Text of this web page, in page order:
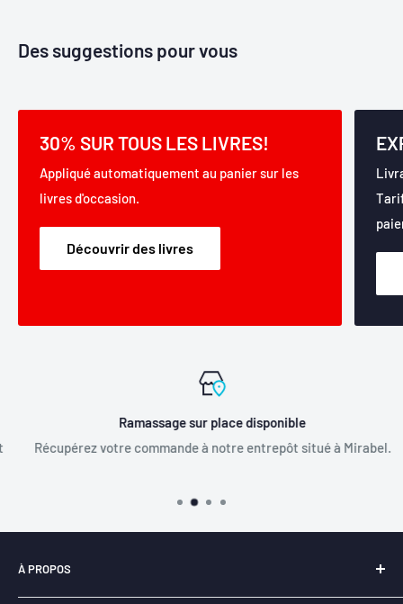
Des suggestions pour vous
30% SUR TOUS LES LIVRES!
Appliqué automatiquement au panier sur les
livres d'occasion.
Découvrir des livres
Ramassage sur place disponible
Récupérez votre commande à notre entrepôt situé à Mirabel.
À PROPOS